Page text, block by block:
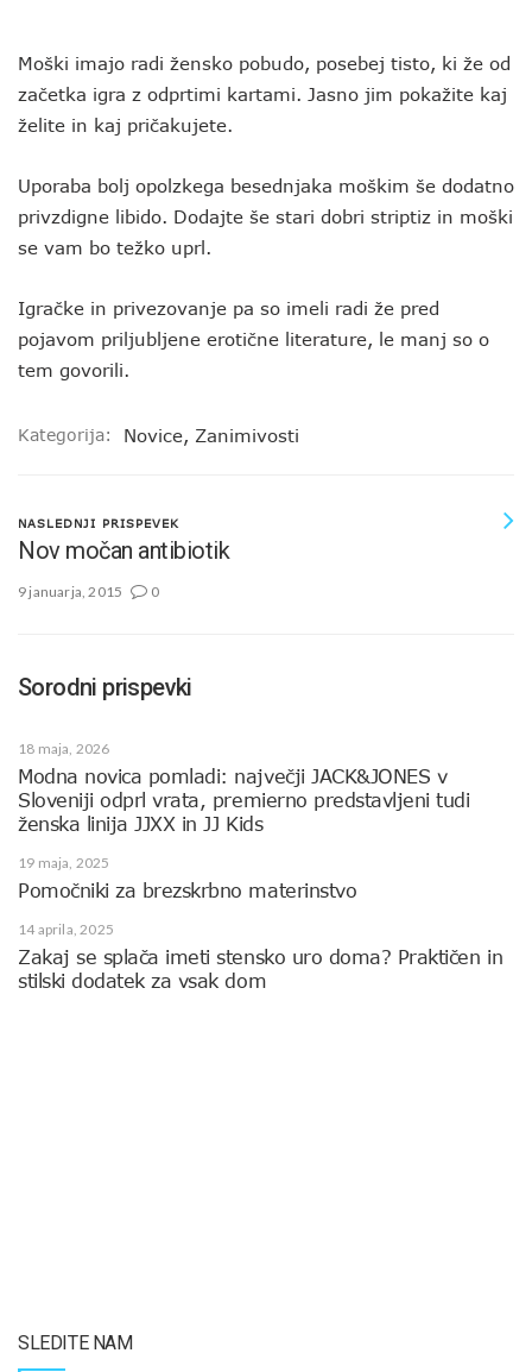
Moški imajo radi žensko pobudo, posebej tisto, ki že od
začetka igra z odprtimi kartami. Jasno jim pokažite kaj
želite in kaj pričakujete.
Uporaba bolj opolzkega besednjaka moškim še dodatno
privzdigne libido. Dodajte še stari dobri striptiz in moški
se vam bo težko uprl.
Igračke in privezovanje pa so imeli radi že pred
pojavom priljubljene erotične literature, le manj so o
tem govorili.
Kategorija: Novice, Zanimivosti
NASLEDNJI PRISPEVEK
Nov močan antibiotik
9 januarja, 2015 0
Sorodni prispevki
18 maja, 2026
Modna novica pomladi: največji JACK&JONES v
Sloveniji odprl vrata, premierno predstavljeni tudi
ženska linija JJXX in JJ Kids
19 maja, 2025
Pomočniki za brezskrbno materinstvo
14 aprila, 2025
Zakaj se splača imeti stensko uro doma? Praktičen in
stilski dodatek za vsak dom
SLEDITE NAM